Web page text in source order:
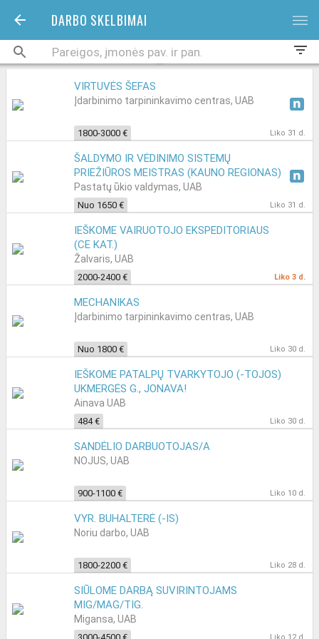
DARBO SKELBIMAI bars
filter_list
VIRTUVĖS ŠEFAS
Įdarbinimo tarpininkavimo centras, UAB
1800-3000 € Liko 31 d.
ŠALDYMO IR VĖDINIMO SISTEMŲ
PRIEŽIŪROS MEISTRAS (KAUNO REGIONAS)
Pastatų ūkio valdymas, UAB
Nuo 1650 € Liko 31 d.
IEŠKOME VAIRUOTOJO EKSPEDITORIAUS
(CE KAT.)
Žalvaris, UAB
2000-2400 € Liko 3 d.
MECHANIKAS
Įdarbinimo tarpininkavimo centras, UAB
Nuo 1800 € Liko 30 d.
IEŠKOME PATALPŲ TVARKYTOJO (-TOJOS)
UKMERGĖS G., JONAVA!
Ainava UAB
484 € Liko 30 d.
SANDĖLIO DARBUOTOJAS/A
NOJUS, UAB
900-1100 € Liko 10 d.
VYR. BUHALTERĖ (-IS)
Noriu darbo, UAB
1800-2200 € Liko 28 d.
SIŪLOME DARBĄ SUVIRINTOJAMS
MIG/MAG/TIG.
Migansa, UAB